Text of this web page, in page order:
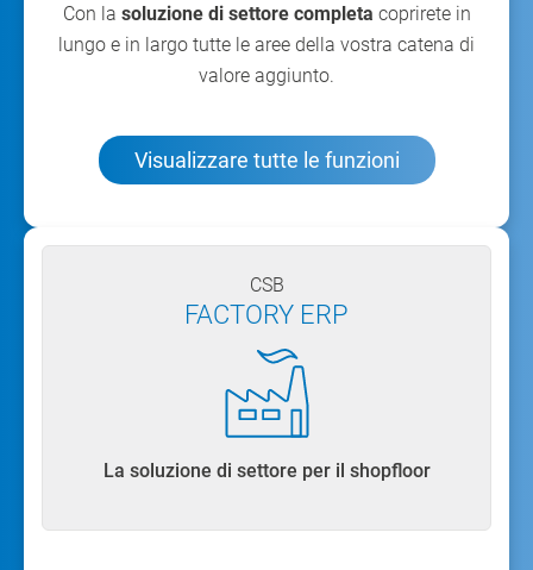
Con la soluzione di settore completa coprirete in
lungo e in largo tutte le aree della vostra catena di
valore aggiunto.
Visualizzare tutte le funzioni
CSB
FACTORY ERP
La soluzione di settore per il shopfloor